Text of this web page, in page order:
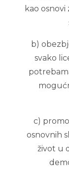
kao
b)
svako
c)
osnovnih
život u